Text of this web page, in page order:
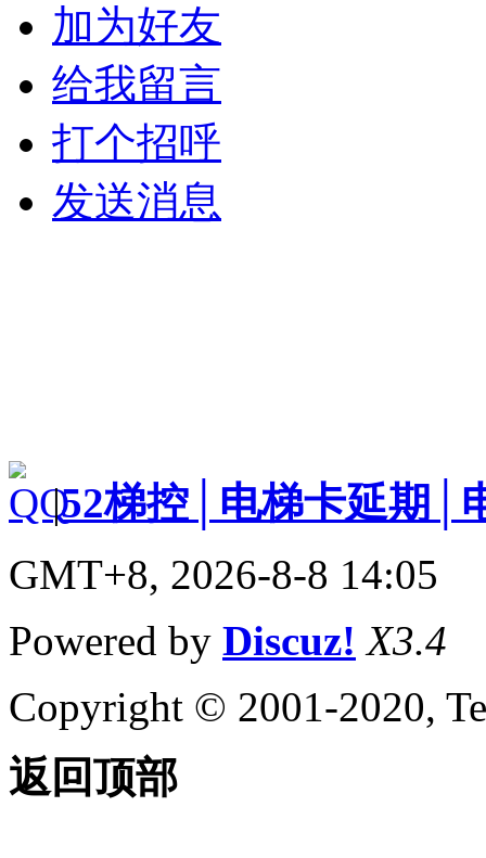
加为好友
给我留言
打个招呼
发送消息
|52梯控│电梯卡延期│
GMT+8, 2026-8-8 14:05
Powered by Discuz! X3.4
Copyright © 2001-2020,
返回顶部